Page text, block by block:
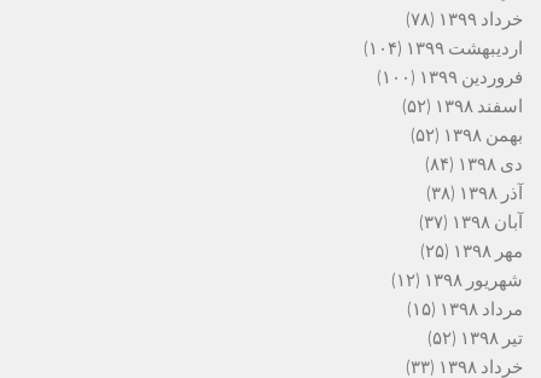
خرداد ۱۳۹۹
(۷۸)
اردیبهشت ۱۳۹۹
(۱۰۴)
فروردین ۱۳۹۹
(۱۰۰)
اسفند ۱۳۹۸
(۵۲)
بهمن ۱۳۹۸
(۵۲)
دی ۱۳۹۸
(۸۴)
آذر ۱۳۹۸
(۳۸)
آبان ۱۳۹۸
(۳۷)
مهر ۱۳۹۸
(۲۵)
شهریور ۱۳۹۸
(۱۲)
مرداد ۱۳۹۸
(۱۵)
تیر ۱۳۹۸
(۵۲)
خرداد ۱۳۹۸
(۳۳)